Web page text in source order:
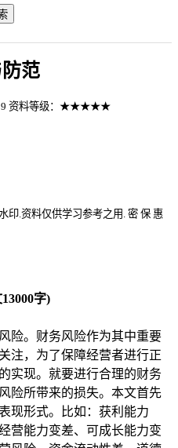
范
资料等级：★★★★★
印.资料仅供学习参考之用. 密 保 惠
字)
险。财务风险作为其中重要
注，为了保障经营者进行正
实现。就要进行合理的财务
险所带来的损失。本文首先
现形式。比如：获利能力
营能力变差、可成长能力变